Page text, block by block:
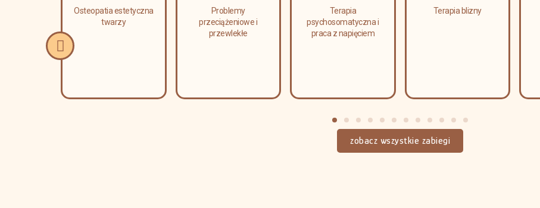
Osteopatia estetyczna
twarzy
Problemy
przeciążeniowe i
przewlekłe
Terapia
psychosomatyczna i
praca z napięciem
Terapia blizny
zobacz wszystkie zabiegi